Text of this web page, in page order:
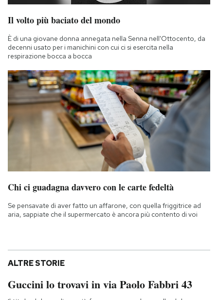
Il volto più baciato del mondo
È di una giovane donna annegata nella Senna nell'Ottocento, da
decenni usato per i manichini con cui ci si esercita nella
respirazione bocca a bocca
Chi ci guadagna davvero con le carte fedeltà
Se pensavate di aver fatto un affarone, con quella friggitrice ad
aria, sappiate che il supermercato è ancora più contento di voi
ALTRE STORIE
Guccini lo trovavi in via Paolo Fabbri 43